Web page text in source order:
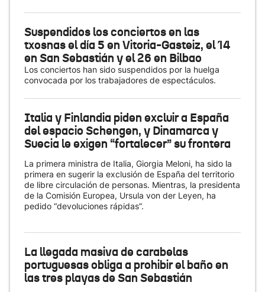
Suspendidos los conciertos en las
txosnas el día 5 en Vitoria-Gasteiz, el 14
en San Sebastián y el 26 en Bilbao
Los conciertos han sido suspendidos por la huelga
convocada por los trabajadores de espectáculos.
Italia y Finlandia piden excluir a España
del espacio Schengen, y Dinamarca y
Suecia le exigen “fortalecer” su frontera
La primera ministra de Italia, Giorgia Meloni, ha sido la
primera en sugerir la exclusión de España del territorio
de libre circulación de personas. Mientras, la presidenta
de la Comisión Europea, Ursula von der Leyen, ha
pedido “devoluciones rápidas”.
La llegada masiva de carabelas
portuguesas obliga a prohibir el baño en
las tres playas de San Sebastián